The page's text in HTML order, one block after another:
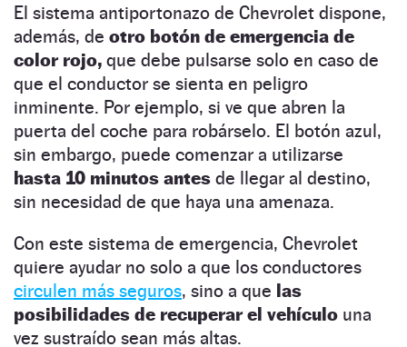
El sistema antiportonazo de Chevrolet dispone,
además, de otro botón de emergencia de
color rojo, que debe pulsarse solo en caso de
que el conductor se sienta en peligro
inminente. Por ejemplo, si ve que abren la
puerta del coche para robárselo. El botón azul,
sin embargo, puede comenzar a utilizarse
hasta 10 minutos antes de llegar al destino,
sin necesidad de que haya una amenaza.
Con este sistema de emergencia, Chevrolet
quiere ayudar no solo a que los conductores
circulen más seguros, sino a que las
posibilidades de recuperar el vehículo una
vez sustraído sean más altas.